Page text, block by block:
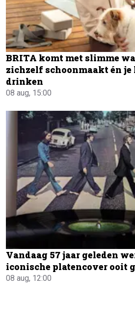
BRITA komt met slimme
zichzelf schoonmaakt én je
drinken
08 aug, 15:00
Vandaag 57 jaar geleden
iconische platencover ooit
08 aug, 12:00